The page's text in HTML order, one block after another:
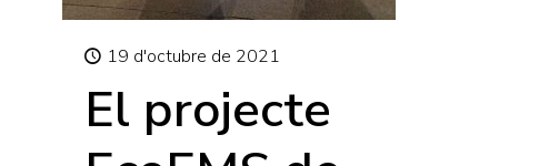
19 d'octubre de 2021
El projecte